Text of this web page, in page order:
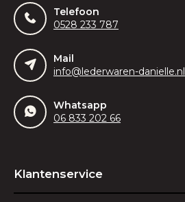
Telefoon
0528 233 787
Mail
info@lederwaren-danielle.nl
Whatsapp
06 833 202 66
Klantenservice